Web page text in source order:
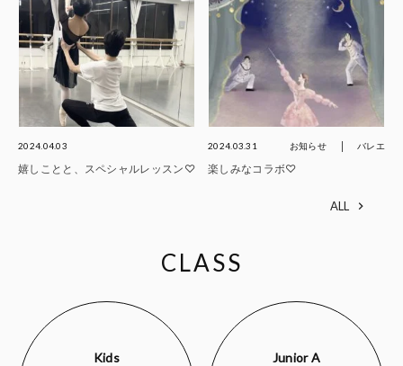
2024.04.03
嬉しことと、スペシャルレッスン♡
2024.03.31 お知らせ バレエ
楽しみなコラボ♡
ALL
CLASS
Kids Junior A